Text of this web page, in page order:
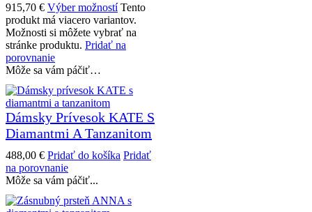
915,70 € Výber možností Tento
produkt má viacero variantov.
Možnosti si môžete vybrať na
stránke produktu. Pridať na
porovnanie
Môže sa vám páčiť…
Dámsky Prívesok KATE S
Diamantmi A Tanzanitom
488,00 € Pridať do košíka Pridať
na porovnanie
Môže sa vám páčiť...